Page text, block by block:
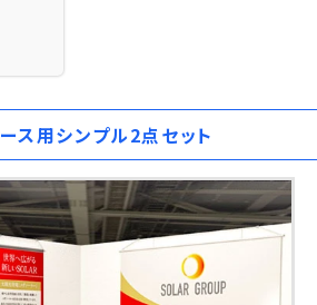
ス用シンプル2点セット